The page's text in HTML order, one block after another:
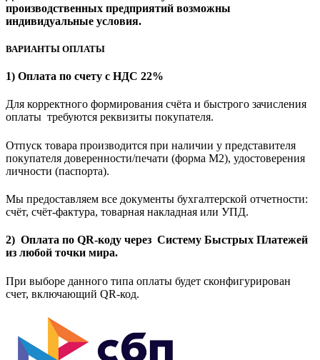
производственных предприятий возможны
индивидуальные условия.
ВАРИАНТЫ ОПЛАТЫ
1) Оплата по счету с НДС 22%
Для корректного формирования счёта и быстрого зачисления
оплаты требуются реквизиты покупателя.
Отпуск товара производится при наличии у представителя
покупателя доверенности/печати (форма M2), удостоверения
личности (паспорта).
Мы предоставляем все документы бухгалтерской отчетности:
счёт, счёт-фактура, товарная накладная или УПД.
2) Оплата по QR-коду через Систему Быстрых Платежей
из любой точки мира.
При выборе данного типа оплаты будет сконфигурирован
счет, включающий QR-код.